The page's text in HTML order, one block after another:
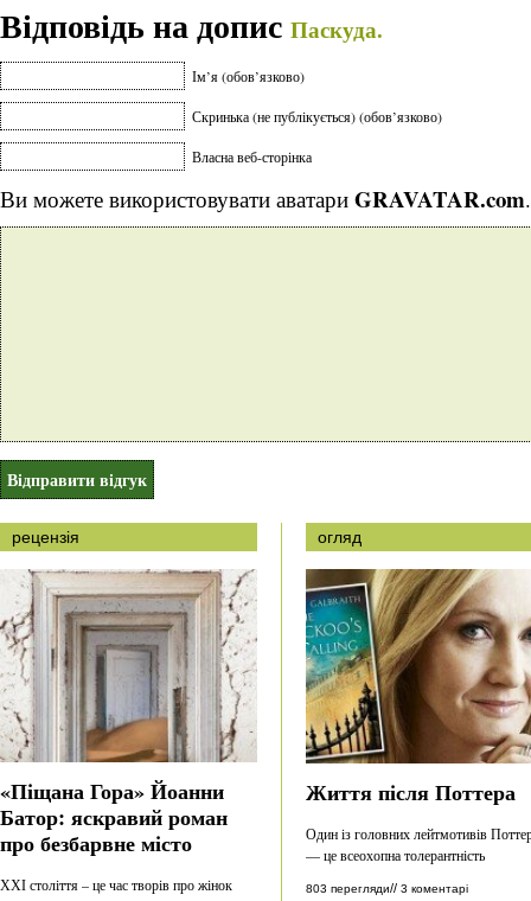
Відповідь на допис Паскуда.
Ім’я (обов’язково)
Скринька (не публікується) (обов’язково)
Власна веб-сторінка
Ви можете використовувати аватари GRAVATAR.com.
рецензія
«Піщана Гора» Йоанни
Батор: яскравий роман
про безбарвне місто
ХХІ століття – це час творів про жінок
огляд
Життя після Поттера
Один із головних лейтмотивів
— це всеохопна толерантність
803 перегляди// 3 коментарі